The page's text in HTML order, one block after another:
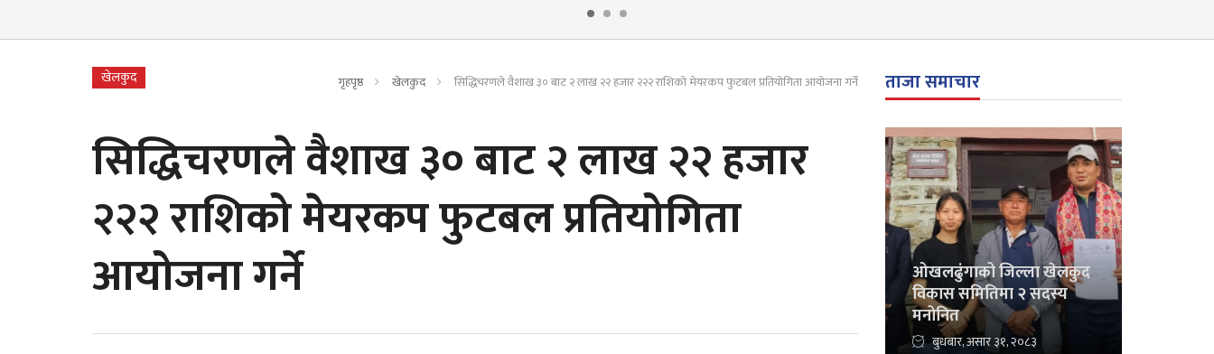
खेलकुद गृहपृष्ठ खेलकुद सिद्धिचरणले वैशाख ३० बाट २ लाख २२ हजार २२२ राशिको मेयरकप फुटबल प्रतियोगिता आयोजना गर्ने
सिद्धिचरणले वैशाख ३० बाट २ लाख २२ हजार
२२२ राशिको मेयरकप फुटबल प्रतियोगिता
आयोजना गर्ने
ताजा समाचार
ओखलढुंगाको जिल्ला खेलकुद
विकास समितिमा २ सदस्य
मनोनित
बुधबार, असार ३१, २०८३